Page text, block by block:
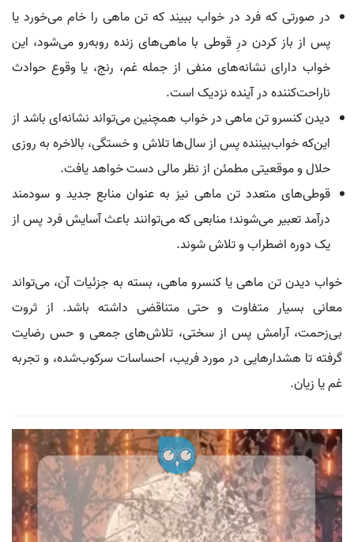
در صورتی که فرد در خواب ببیند که تن ماهی را خام می‌خورد یا
پس از باز کردن درِ قوطی با ماهی‌های زنده روبه‌رو می‌شود، این
خواب دارای نشانه‌های منفی از جمله غم، رنج، یا وقوع حوادث
ناراحت‌کننده در آینده نزدیک است.
دیدن کنسرو تن ماهی در خواب همچنین می‌تواند نشانه‌ای باشد از
این‌که خواب‌بیننده پس از سال‌ها تلاش و خستگی، بالاخره به روزی
حلال و موقعیتی مطمئن از نظر مالی دست خواهد یافت.
قوطی‌های متعدد تن ماهی نیز به عنوان منابع جدید و سودمند
درآمد تعبیر می‌شوند؛ منابعی که می‌توانند باعث آسایش فرد پس از
یک دوره اضطراب و تلاش شوند.
خواب دیدن تن ماهی یا کنسرو ماهی، بسته به جزئیات آن، می‌تواند
معانی بسیار متفاوت و حتی متناقضی داشته باشد. از ثروت
بی‌زحمت، آرامش پس از سختی، تلاش‌های جمعی و حس رضایت
گرفته تا هشدارهایی در مورد فریب، احساسات سرکوب‌شده، و تجربه
غم یا زیان.